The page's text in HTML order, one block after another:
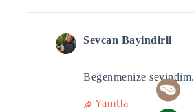
Sevcan Bayindirli
Beğenmenize sevindim.
Yanıtla